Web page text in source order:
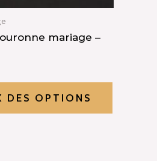
mariage –
DES OPTIONS